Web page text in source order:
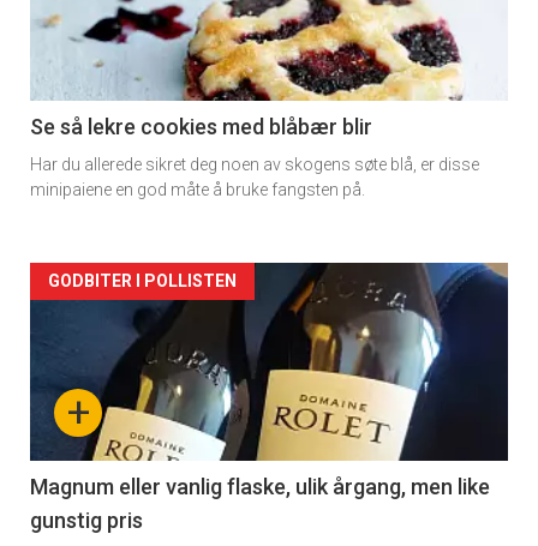
nå
2
Se så lekre cookies med blåbær blir
Har du allerede sikret deg noen av skogens søte blå, er disse
minipaiene en god måte å bruke fangsten på.
Forsiden
akkurat
nå
3
+
GODBITER I POLLISTEN
Magnum eller vanlig flaske, ulik årgang, men like
gunstig pris